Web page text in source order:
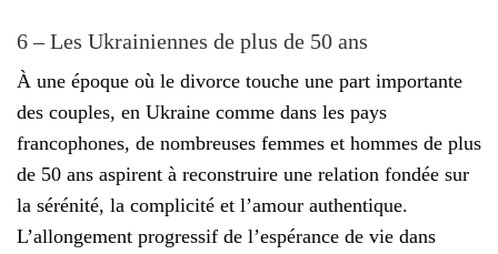
6 – Les Ukrainiennes de plus de 50 ans
À une époque où le divorce touche une part importante
des couples, en Ukraine comme dans les pays
francophones, de nombreuses femmes et hommes de plus
de 50 ans aspirent à reconstruire une relation fondée sur
la sérénité, la complicité et l’amour authentique.
L’allongement progressif de l’espérance de vie dans